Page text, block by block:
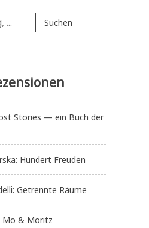
Suchen
Stories — ein Buch der
Hundert Freuden
Getrennte Räume
Mo & Moritz